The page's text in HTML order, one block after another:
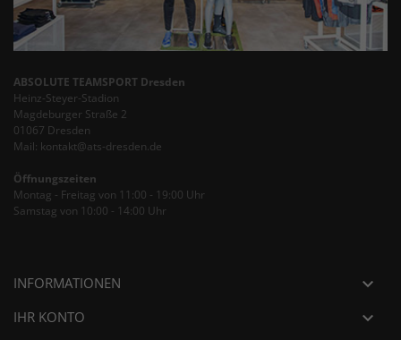
ABSOLUTE TEAMSPORT Dresden
Heinz-Steyer-Stadion
Magdeburger Straße 2
01067 Dresden
Mail: kontakt@ats-dresden.de
Öffnungszeiten
Montag - Freitag von 11:00 - 19:00 Uhr
Samstag von 10:00 - 14:00 Uhr
INFORMATIONEN 
IHR KONTO 